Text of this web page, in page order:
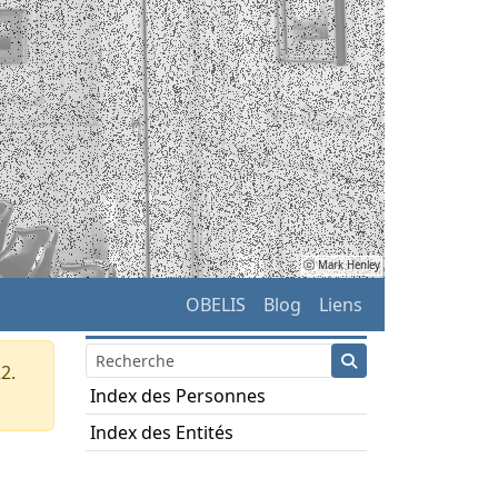
ⓒ Mark Henley
OBELIS Blog Liens
Index des Personnes
Index des Entités